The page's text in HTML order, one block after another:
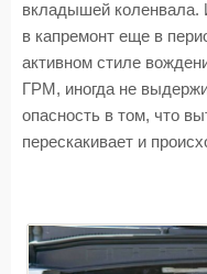
вкладышей коленвала.
в капремонт еще в
активном стиле
ГРМ, иногда не
опасность в том, что
перескакивает и